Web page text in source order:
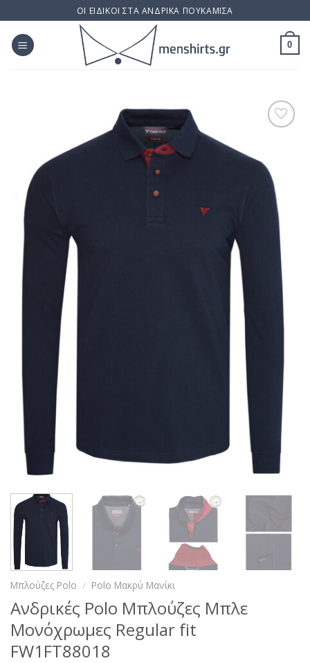
to
content
ΟΙ ΕΙΔΙΚΟΙ ΣΤΑ ΑΝΔΡΙΚΑ ΠΟΥΚΑΜΙΣΑ
0
στη Λίστα
Επιθυμίας
Μπλούζες Polo / Polo Μακρύ Μανίκι
Ανδρικές Polo Μπλούζες Μπλε
Μονόχρωμες Regular fit
FW1FT88018